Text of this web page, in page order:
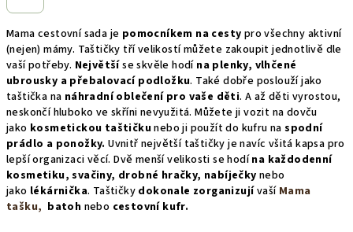
Mama cestovní sada je pomocníkem na cesty pro všechny aktivní
(nejen) mámy. Taštičky tří velikostí můžete zakoupit jednotlivě dle
vaší potřeby. Největšíse skvěle hodína plenky, vlhčené
ubrousky a přebalovací podložku. Také dobře poslouží jako
taštička na náhradní oblečení pro vaše děti. A až děti vyrostou,
neskončí hluboko ve skříni nevyužitá. Můžete ji vozit na dovču
jako kosmetickou taštičkunebo ji použít do kufru naspodní
prádlo a ponožky.Uvnitř největší taštičky je navíc všitá kapsa pro
lepší organizaci věcí. Dvě menší velikosti se hodína každodenní
kosmetiku, svačiny, drobné hračky, nabíječky nebo
jako lékárnička. Taštičky dokonale zorganizujívašíMama
tašku, batoh nebo cestovní kufr.